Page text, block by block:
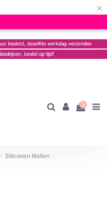
×
0
Siliconen Mallen